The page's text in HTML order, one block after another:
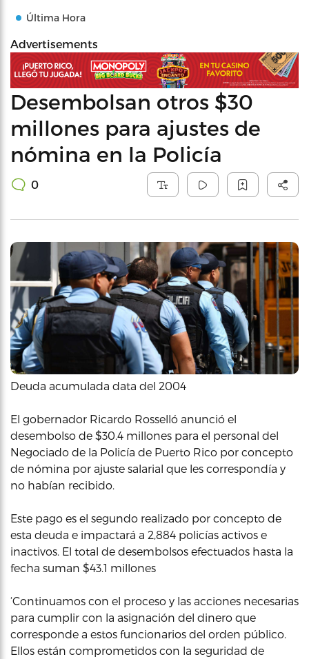
Última Hora
Advertisements
Desembolsan otros $30
millones para ajustes de
nómina en la Policía
0
Deuda acumulada data del 2004
El gobernador Ricardo Rosselló anunció el
desembolso de $30.4 millones para el personal del
Negociado de la Policía de Puerto Rico por concepto
de nómina por ajuste salarial que les correspondía y
no habían recibido.
Este pago es el segundo realizado por concepto de
esta deuda e impactará a 2,884 policías activos e
inactivos. El total de desembolsos efectuados hasta la
fecha suman $43.1 millones
‘Continuamos con el proceso y las acciones necesarias
para cumplir con la asignación del dinero que
corresponde a estos funcionarios del orden público.
Ellos están comprometidos con la seguridad de